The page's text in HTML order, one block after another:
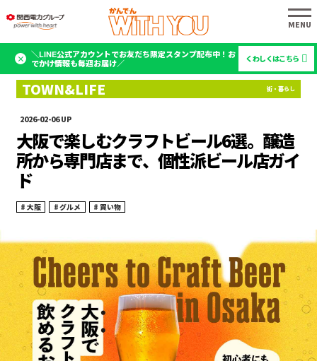
＼LINE公式アカウントでお友だち限定スタンプ配布中！お
でかけ情報も毎週お届け／
くわしくはこちら
2026-02-06
大阪で楽しむクラフトビール6選。醸造
所から専門店まで、個性派ビール店ガイ
ド
大阪 グルメ 買い物